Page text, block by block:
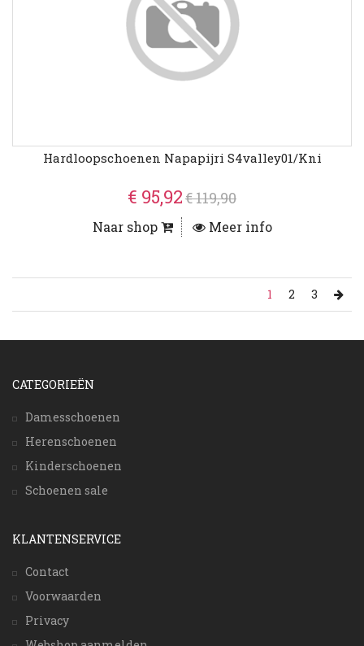
Hardloopschoenen Napapijri S4valley01/kni
€ 95,92€ 119,90
Naar shop Meer info
1 2 3
CATEGORIEËN
Damesschoenen
Herenschoenen
Kinderschoenen
Schoenen sale
KLANTENSERVICE
Contact
Voorwaarden
Privacy